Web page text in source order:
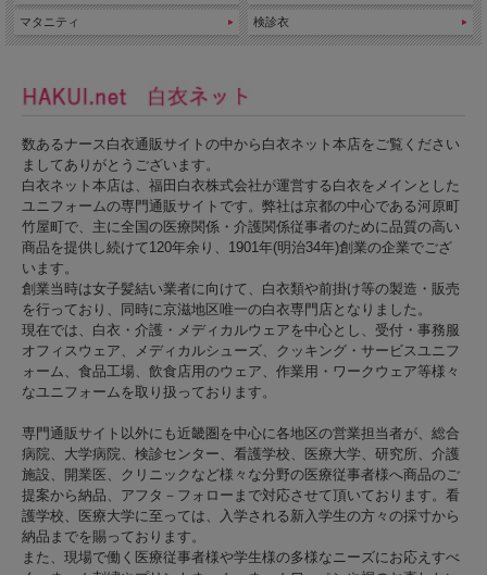
マタニティ 検診衣
数あるナース白衣通販サイトの中から白衣ネット本店をご覧ください
ましてありがとうございます。
白衣ネット本店は、福田白衣株式会社が運営する白衣をメインとした
ユニフォームの専門通販サイトです。弊社は京都の中心である河原町
竹屋町で、主に全国の医療関係・介護関係従事者のために品質の高い
商品を提供し続けて120年余り、1901年(明治34年)創業の企業でござ
います。
創業当時は女子髪結い業者に向けて、白衣類や前掛け等の製造・販売
を行っており、同時に京滋地区唯一の白衣専門店となりました。
現在では、白衣・介護・メディカルウェアを中心とし、受付・事務服
オフィスウェア、メディカルシューズ、クッキング・サービスユニフ
ォーム、食品工場、飲食店用のウェア、作業用・ワークウェア等様々
なユニフォームを取り扱っております。
専門通販サイト以外にも近畿圏を中心に各地区の営業担当者が、総合
病院、大学病院、検診センター、看護学校、医療大学、研究所、介護
施設、開業医、クリニックなど様々な分野の医療従事者様へ商品のご
提案から納品、アフタ－フォローまで対応させて頂いております。看
護学校、医療大学に至っては、入学される新入学生の方々の採寸から
納品までを賜っております。
また、現場で働く医療従事者様や学生様の多様なニーズにお応えすべ